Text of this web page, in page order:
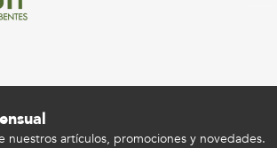
nuestros artículos, promociones y novedades.